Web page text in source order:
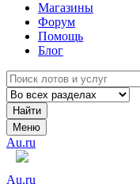
Магазины
Форум
Помощь
Блог
Найти
Меню
Au.ru
Au.ru